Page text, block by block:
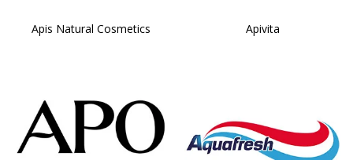
Apis Natural Cosmetics Apivita